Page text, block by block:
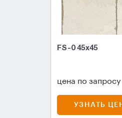
FS-0 45x45
цена по запросу
УЗНАТЬ